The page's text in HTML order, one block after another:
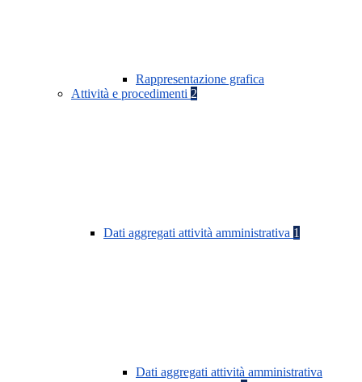
Rappresentazione grafica
Attività e procedimenti 2
Dati aggregati attività amministrativa 1
Dati aggregati attività amministrativa